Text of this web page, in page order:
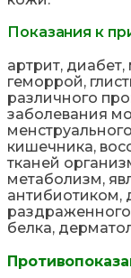
Показания к
артрит,
геморрой,
различного
заболевания
кишечника,
тканей
метаболизм,
антибиотиком,
белка,